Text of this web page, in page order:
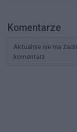
Komentarze
Aktualnie nie ma
komentarz.